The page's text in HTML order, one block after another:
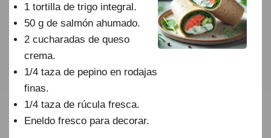
1 tortilla de trigo integral.
50 g de salmón ahumado.
2 cucharadas de queso
crema.
1/4 taza de pepino en rodajas
finas.
1/4 taza de rúcula fresca.
Eneldo fresco para decorar.